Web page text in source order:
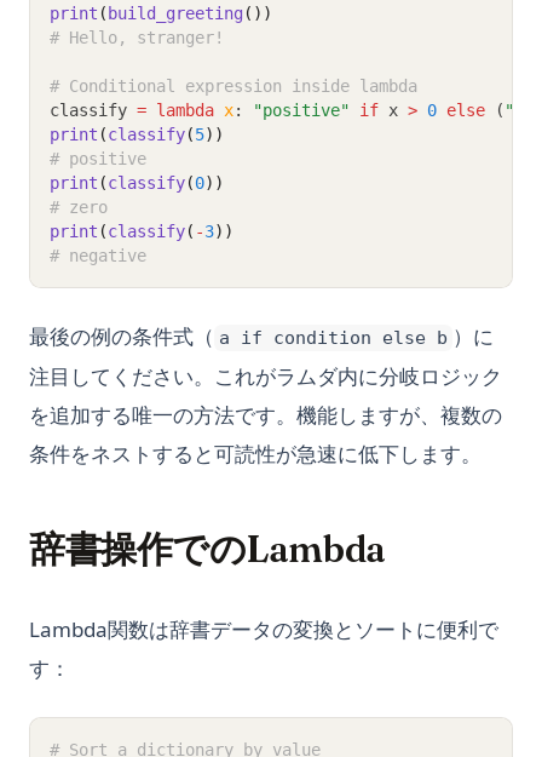
print ( build_greeting ())
# Hello, stranger!
# Conditional expression inside lambda
classify = lambda x: "positive" if x > 0 else (
print (classify(5))
# positive
print (classify(0))
# zero
print (classify( -3))
# negative
最後の例の条件式（ a if condition else b ）に
注目してください。これがラムダ内に分岐ロジック
を追加する唯一の方法です。機能しますが、複数の
条件をネストすると可読性が急速に低下します。
辞書操作でのLambda
Lambda関数は辞書データの変換とソートに便利で
す：
# Sort a dictionary by value